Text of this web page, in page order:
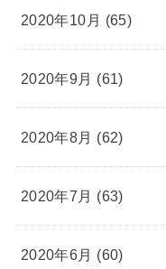
2020年10月 (65)
2020年9月 (61)
2020年8月 (62)
2020年7月 (63)
2020年6月 (60)